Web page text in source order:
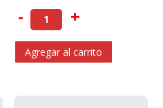
- +
Agregar al carrito